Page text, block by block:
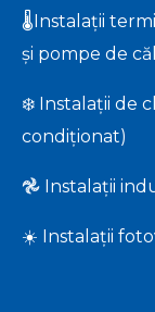
🌡️Instalații
și pompe de
❄️ Instalații de
condiționat)
𖣘 Instalații
☀️ Instalații